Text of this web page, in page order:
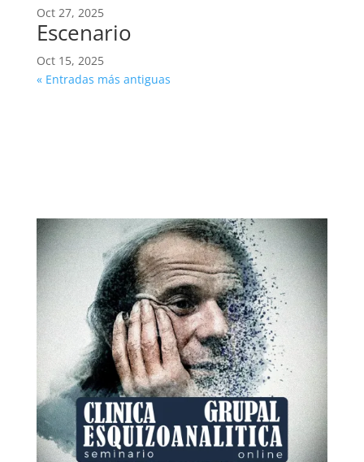
Oct 27, 2025
Escenario
Oct 15, 2025
« Entradas más antiguas